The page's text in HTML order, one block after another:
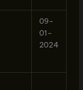
09-
01-
2024